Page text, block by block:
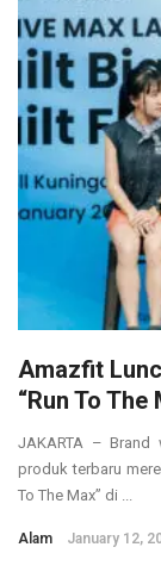
Amazfit
“Run To The
JAKARTA – Brand
produk terbaru
To The Max” di ...
Alam January 12,